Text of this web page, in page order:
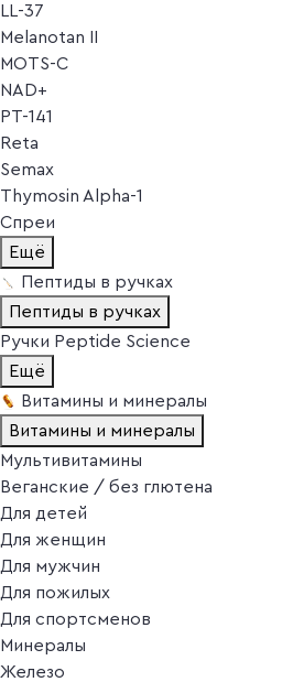
LL-37
Melanotan II
MOTS-C
NAD+
PT-141
Reta
Semax
Thymosin Alpha-1
Спреи
Ещё
Пептиды в ручках
Пептиды в ручках
Ручки Peptide Science
Ещё
Витамины и минералы
Витамины и минералы
Мультивитамины
Веганские / без глютена
Для детей
Для женщин
Для мужчин
Для пожилых
Для спортсменов
Минералы
Железо